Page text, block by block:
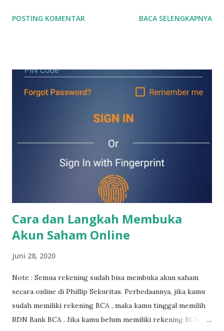
Indonesia, yuk kita lihat pembagiannya. Bursa Efek
bahas satu per satu ya. mulai dari Sektor Industri Dasar dan
Kimia. 1. Sektor Industri Dasar dan Kimia terdiri lagi dari 8
Prakasa Tbk (INTP) Semen Baturaja (Persero) Tbk (SMBR)
(Persero) Tbk (SMGR) Waskita Beton Precast Tbk (WSBP)
Wijaya Karya Beton Tbk (WTON) b. Sub Sektor Keramik
Porselin dan Kaca Asahimas Flat Glass Tbk (AMFG) Arwana
Citra Mulia Tbk (ARNA) Cahayaputra Asa Keramik Tbk
(CAKK) Inti Keram...
POSTING KOMENTAR BACA SELENGKAPNYA
Cara dan Langkah Membuka
Akun Saham Online
Juni 28, 2020
Note : Semua rekening sudah bisa membuka akun saham
secara online di Phillip Sekuritas. Perbedaannya, jika kamu
sudah memiliki rekening BCA , maka kamu tinggal memilih
RDN Bank BCA . Jika kamu belum memiliki rekening BCA ,